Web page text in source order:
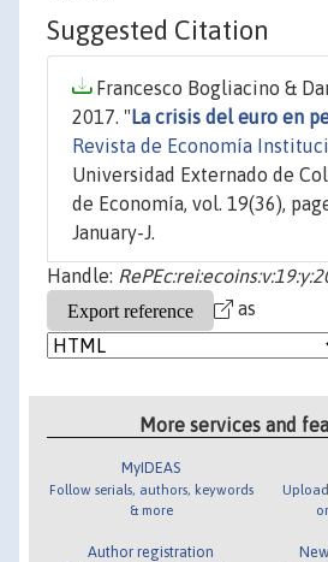
Suggested Citation
Francesco Bogliacino &
2017. " La crisis del euro en
Revista de Economía
Universidad Externado de
de Economía, vol. 19(36),
January-J.
Handle:
as
More services and
MyIDEAS
Follow serials, authors, keywords
& more
Author registration